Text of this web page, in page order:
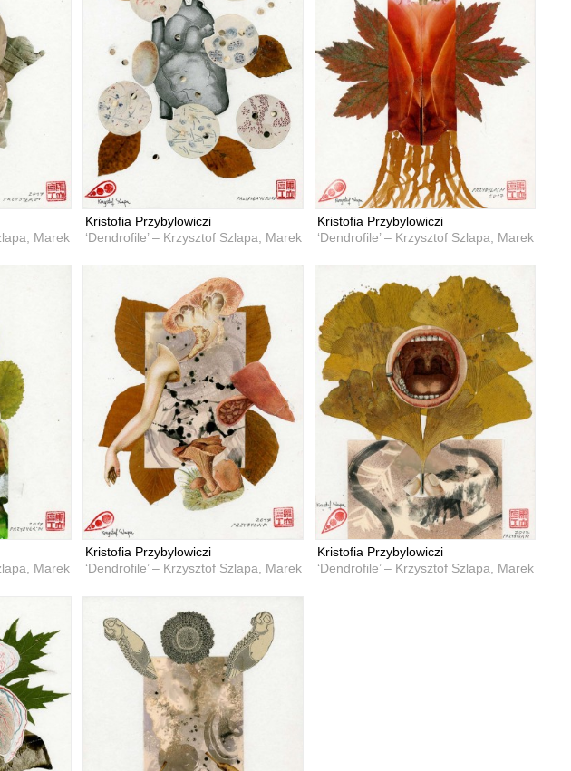
Marek Przybyła
Kristofia Przybylowiczi
‘Dendrofile’ – Krzysztof Szlapa, Marek Przybyła
Kristofia Przybylowiczi
‘Dendrofile’ – Krzysztof Szlapa, Marek
Marek Przybyła
Kristofia Przybylowiczi
‘Dendrofile’ – Krzysztof Szlapa, Marek Przybyła
Kristofia Przybylowiczi
‘Dendrofile’ – Krzysztof Szlapa, Marek